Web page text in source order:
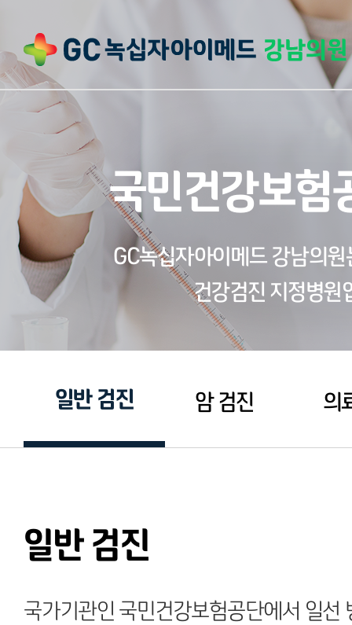
국민건강보험
GC녹십자아이메드 강남의
건강검진 지정병원
일반 검진 암 검진 의
일반 검진
국가기관인 국민건강보험공단에서 일선